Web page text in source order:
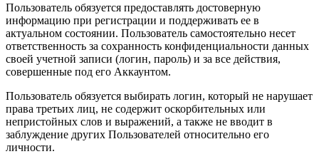
Пользователь обязуется предоставлять достоверную
информацию при регистрации и поддерживать ее в
актуальном состоянии. Пользователь самостоятельно несет
ответственность за сохранность конфиденциальности данных
своей учетной записи (логин, пароль) и за все действия,
совершенные под его Аккаунтом.
Пользователь обязуется выбирать логин, который не нарушает
права третьих лиц, не содержит оскорбительных или
непристойных слов и выражений, а также не вводит в
заблуждение других Пользователей относительно его
личности.